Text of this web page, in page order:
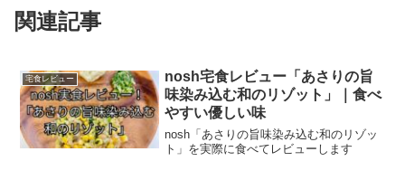
関連記事
宅食レビュー
nosh宅食レビュー「あさりの旨
味染み込む和のリゾット」｜食べ
やすい優しい味
nosh「あさりの旨味染み込む和のリゾッ
ト」を実際に食べてレビューします